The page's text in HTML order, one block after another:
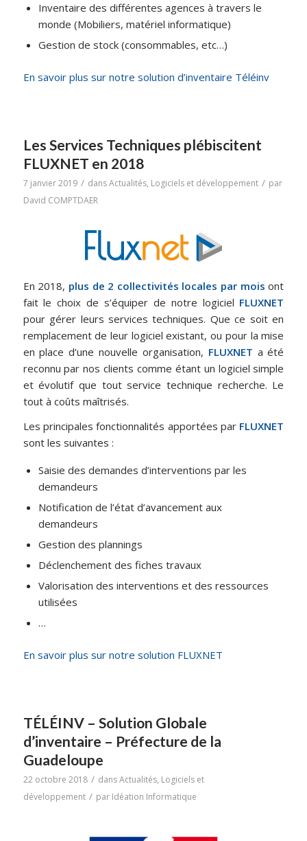
Inventaire des différentes agences à travers le
monde (Mobiliers, matériel informatique)
Gestion de stock (consommables, etc…)
En savoir plus sur notre solution d’inventaire Téléinv
Les Services Techniques plébiscitent
FLUXNET en 2018
7 janvier 2019 / dansActualités, Logiciels et développement / par
David COMPTDAER
En 2018, plus de 2 collectivités locales par mois ont
fait le choix de s’équiper de notre logiciel FLUXNET
pour gérer leurs services techniques. Que ce soit en
remplacement de leur logiciel existant, ou pour la mise
en place d’une nouvelle organisation, FLUXNET a été
reconnu par nos clients comme étant un logiciel simple
et évolutif que tout service technique recherche. Le
tout à coûts maîtrisés.
Les principales fonctionnalités apportées par FLUXNET
sont les suivantes :
Saisie des demandes d’interventions par les
demandeurs
Notification de l’état d’avancement aux
demandeurs
Gestion des plannings
Déclenchement des fiches travaux
Valorisation des interventions et des ressources
utilisées
…
En savoir plus sur notre solution FLUXNET
TÉLÉINV – Solution Globale
d’inventaire – Préfecture de la
Guadeloupe
22 octobre 2018 / dansActualités, Logiciels et
développement / par Idéation Informatique